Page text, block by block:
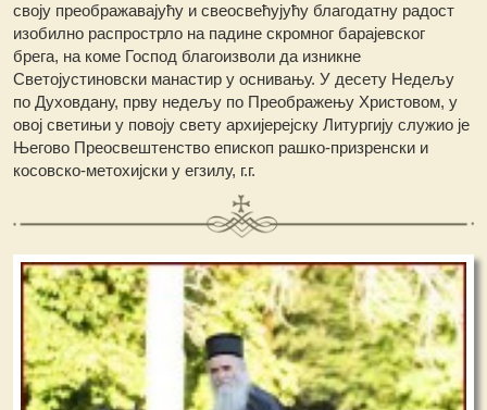
своју преображавајућу и свеосвећујућу благодатну радост
изобилно распрострло на падинe скромног барајевског
брега, на коме Господ благоизволи да изникне
Светојустиновски манастир у оснивању. У десету Недељу
по Духовдану, прву недељу по Преображењу Христовом, у
овој светињи у повоју свету архијерејску Литургију служио је
Његово Преосвештенство епископ рашко-призренски и
косовско-метохијски у егзилу, г.г.